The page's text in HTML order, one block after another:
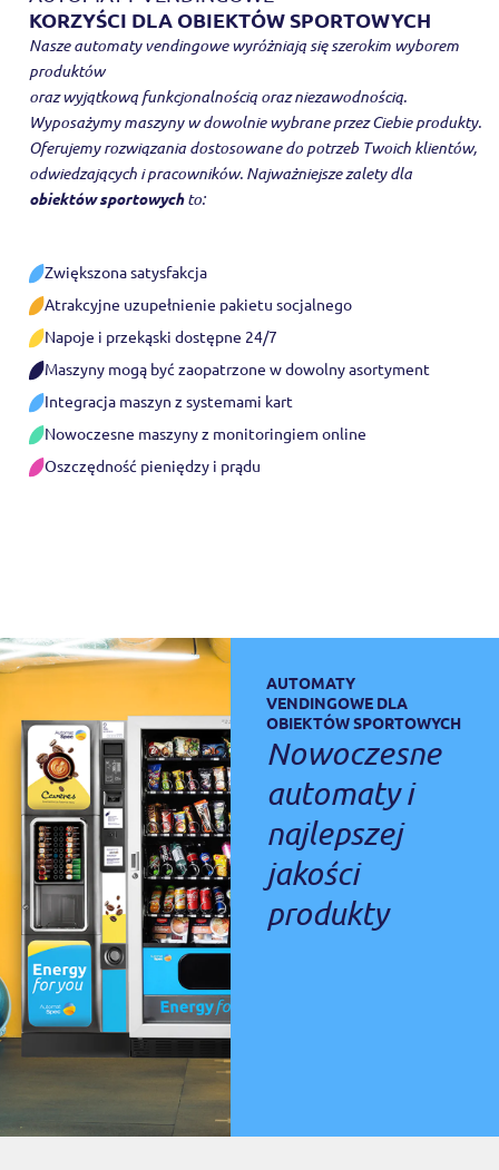
KORZYŚCI DLA OBIEKTÓW SPORTOWYCH
Nasze automaty vendingowe wyróżniają się szerokim wyborem
produktów
oraz wyjątkową funkcjonalnością oraz niezawodnością.
Wyposażymy maszyny w dowolnie wybrane przez Ciebie produkty.
Oferujemy rozwiązania dostosowane do potrzeb Twoich klientów,
odwiedzających i pracowników. Najważniejsze zalety dla
obiektów sportowychto:
Zwiększona satysfakcja
Atrakcyjne uzupełnienie pakietu socjalnego
Napoje i przekąski dostępne 24/7
Maszyny mogą być zaopatrzone w dowolny asortyment
Integracja maszyn z systemami kart
Nowoczesne maszyny z monitoringiem online
Oszczędność pieniędzy i prądu
AUTOMATY
VENDINGOWE DLA
OBIEKTÓW SPORTOWYCH
Nowoczesne
automaty i
najlepszej
jakości
produkty